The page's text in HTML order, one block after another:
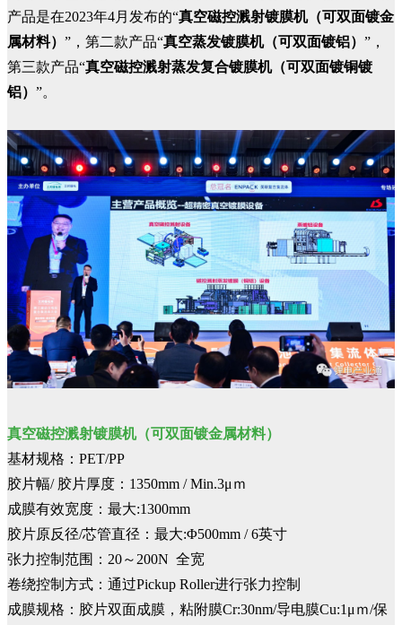
产品是在2023年4月发布的“真空磁控溅射镀膜机（可双面镀金
属材料） ”，第二款产品“真空蒸发镀膜机（可双面镀铝） ”，
第三款产品“真空磁控溅射蒸发复合镀膜机（可双面镀铜镀
铝） ”。
真空磁控溅射镀膜机（可双面镀金属材料）
基材规格：PET/PP
胶片幅/ 胶片厚度：1350mm / Min.3μｍ
成膜有效宽度：最大:1300mm
胶片原反径/芯管直径：最大:Φ500mm / 6英寸
张力控制范围：20～200N 全宽
卷绕控制方式：通过Pickup Roller进行张力控制
成膜规格：胶片双面成膜，粘附膜Cr:30nm/导电膜Cu:1μｍ/保